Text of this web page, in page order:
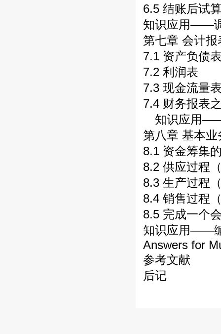
6.5 结账后试
知识应用——
第七章 会计
7.1 资产负债
7.2 利润表
7.3 现金流量
7.4 财务报表
知识应用——
第八章 基本
8.1 资金筹集
8.2 供应过程
8.3 生产过程
8.4 销售过程
8.5 完成一个
知识应用——
Answers for
参考文献
后记